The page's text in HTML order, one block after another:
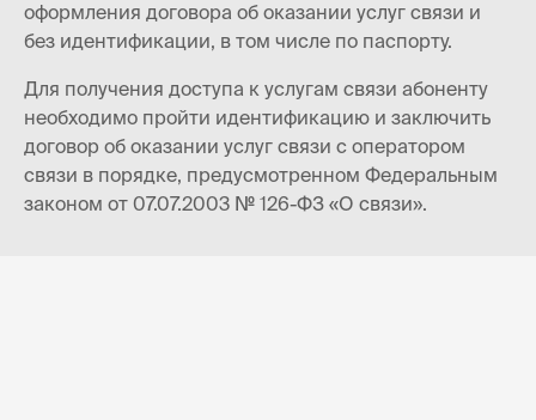
оформления договора об оказании услуг связи и
без идентификации, в том числе по паспорту.
Для получения доступа к услугам связи абоненту
необходимо пройти идентификацию и заключить
договор об оказании услуг связи с оператором
связи в порядке, предусмотренном Федеральным
законом от 07.07.2003 № 126-ФЗ «О связи».